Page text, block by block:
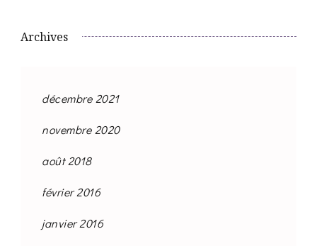
Archives
décembre 2021
novembre 2020
août 2018
février 2016
janvier 2016